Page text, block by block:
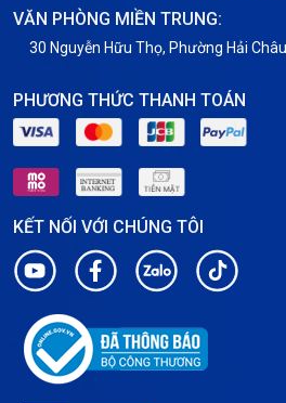
VĂN PHÒNG MIỀN TRUNG:
30 Nguyễn Hữu Thọ, Phường Hải
PHƯƠNG THỨC THANH TOÁN
KẾT NỐI VỚI CHÚNG TÔI